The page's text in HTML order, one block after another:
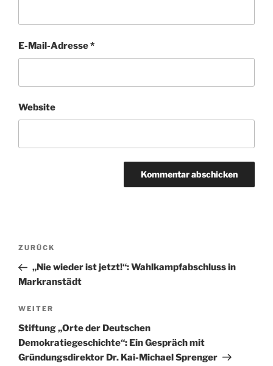
E-Mail-Adresse*
Website
Beitragsnavigation
Vorheriger
Beitrag
ZURÜCK
„Nie wieder ist jetzt!“: Wahlkampfabschluss in
Markranstädt
Nächster
Beitrag
WEITER
Stiftung „Orte der Deutschen
Demokratiegeschichte“: Ein Gespräch mit
Gründungsdirektor Dr. Kai-Michael Sprenger